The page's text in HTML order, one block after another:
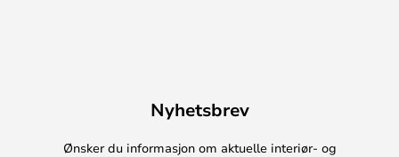
Nyhetsbrev
Ønsker du informasjon om aktuelle interiør- og